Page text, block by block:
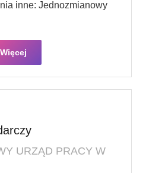
inne: Jednozmianowy
Więcej
URZĄD PRACY W